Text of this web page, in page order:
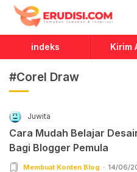
Erudisi
Temukan Jawaban dan
indeks Kirim
#Corel Draw
Juwita
Cara Mudah Belajar
Bagi Blogger Pemula
Membuat Konten Blog 14/06/